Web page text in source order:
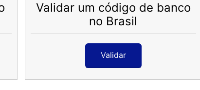
Validar um código de banco
no Brasil
Validar